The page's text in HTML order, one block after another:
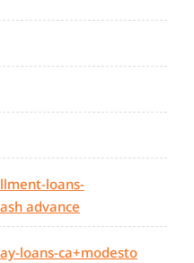
loans-
advance
loans-ca+modesto